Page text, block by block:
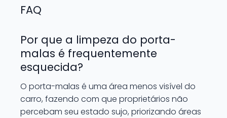
FAQ
Por que a limpeza do porta-
malas é frequentemente
esquecida?
O porta-malas é uma área menos visível do
carro, fazendo com que proprietários não
percebam seu estado sujo, priorizando áreas